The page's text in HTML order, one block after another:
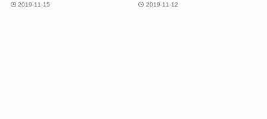
2019-11-15 2019-11-12